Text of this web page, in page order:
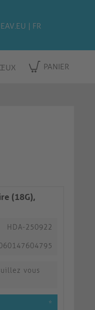
PANIER
(18G),
HDA-250922
vous
*